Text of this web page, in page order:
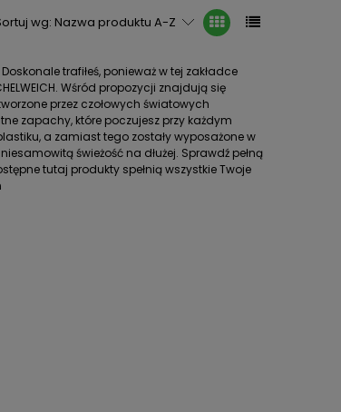
wg: Nazwa produktu A-Z
trafiłeś, ponieważ w tej zakładce
Wśród propozycji znajdują się
przez czołowych światowych
zapachy, które poczujesz przy każdym
a zamiast tego zostały wyposażone w
świeżość na dłużej. Sprawdź pełną
tutaj produkty spełnią wszystkie Twoje